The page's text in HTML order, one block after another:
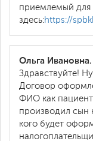
приемлемый для
здесь:https://
Ольга Ивановна
Здравствуйте!
Договор
ФИО как
производил сын
кого будет